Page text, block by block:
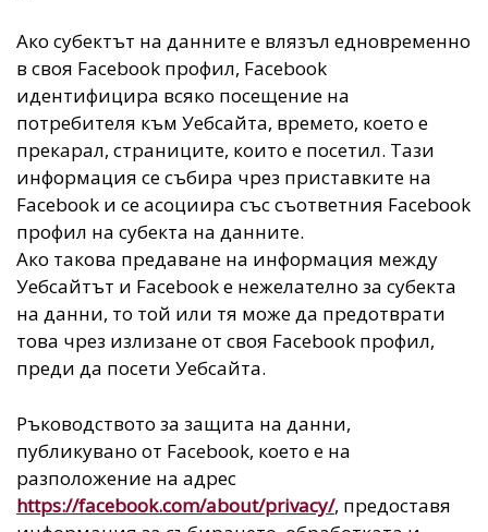
Ако субектът на данните е влязъл едновременно
в своя Facebook профил, Facebook
идентифицира всяко посещение на
потребителя към Уебсайта, времето, което е
прекарал, страниците, които е посетил. Тази
информация се събира чрез приставките на
Facebook и се асоциира със съответния Facebook
профил на субекта на данните.
Ако такова предаване на информация между
Уебсайтът и Facebook е нежелателно за субекта
на данни, то той или тя може да предотврати
това чрез излизане от своя Facebook профил,
преди да посети Уебсайта.
Ръководството за защита на данни,
публикувано от Facebook, което е на
разположение на адрес
https://facebook.com/about/privacy/, предоставя